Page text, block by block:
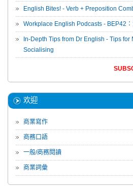
English Bites! - Verb + Preposition
Workplace English Podcasts - BEP42
In-Depth Tips from Dr English - Tips
Socialising
欢迎
商業寫作
商務口語
一般/商務閱讀
商業詞彙